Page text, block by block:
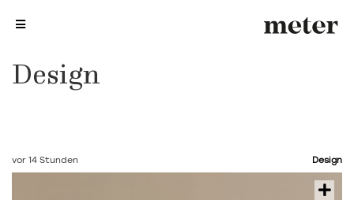
Design
vor 14 Stunden Design